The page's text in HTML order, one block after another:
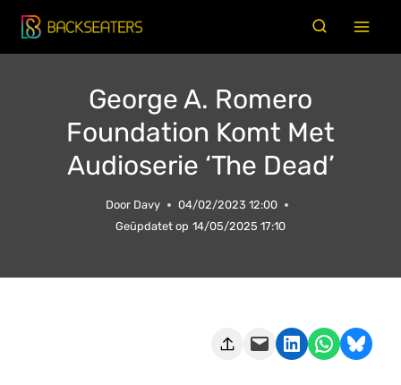
Doorgaan
naar
George A. Romero
Foundation Komt Met
Audioserie ‘The Dead’
Door Davy
04/02/2023 12:00
Geüpdatet op 14/05/2025 17:10
Deze pagina e-mailen Delen op LinkedIn Delen via WhatsApp Share on Bluesky